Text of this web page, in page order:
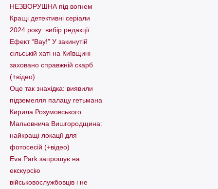
НЕЗВОРУШНА під вогнем
Кращі детективні серіали
2024 року: вибір редакції
Ефект “Вау!” У закинутій
сільській хаті на Київщині
заховано справжній скарб
(+відео)
Оце так знахідка: виявили
підземелля палацу гетьмана
Кирила Розумовського
Мальовнича Вишгородщина:
найкращі локації для
фотосесій (+відео)
Eva Park запрошує на
екскурсію
військовослужбовців і не